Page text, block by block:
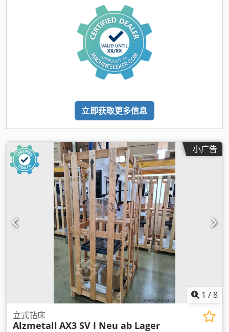
立即获取更多信息
小广告
1 /8
立式钻床
Alzmetall AX3 SV I Neu ab Lager